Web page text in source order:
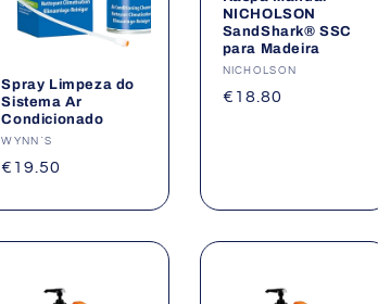
Spray Limpeza do
Sistema Ar
Condicionado
Fornecedor:
WYNN´S
Preço
€19.50
NICHOLSON
SandShark® SSC
para Madeira
Fornecedor:
NICHOLSON
Preço
€18.80